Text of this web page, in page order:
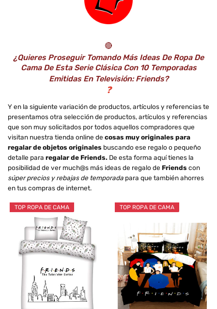
🔴
¿Quieres Proseguir Tomando Más Ideas De Ropa De
Cama De Esta Serie Clásica Con 10 Temporadas
Emitidas En Televisión: Friends?
❓
Y en la siguiente variación de productos, artículos y referencias te
presentamos otra selección de productos, artículos y referencias
que son muy solicitados por todos aquellos compradores que
visitan nuestra tienda online de cosas muy originales para
regalar de objetos originales buscando ese regalo o pequeño
detalle para regalar de Friends. De esta forma aquí tienes la
posibilidad de ver much@s más ideas de regalo de Friends con
súper precios y rebajas de temporada para que también ahorres
en tus compras de internet.
TOP ROPA DE CAMA TOP ROPA DE CAMA